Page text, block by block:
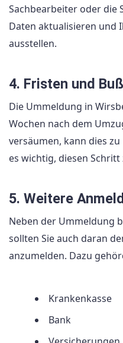
Sachbearbeiter oder die
Daten aktualisieren und
ausstellen.
4. Fristen und
Die Ummeldung in
Wochen nach dem
versäumen, kann dies
es wichtig, diesen
5. Weitere
Neben der Ummeldung
sollten Sie auch daran
anzumelden. Dazu
Krankenkasse
Bank